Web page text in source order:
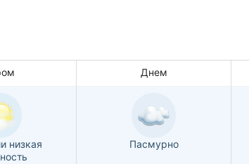
Днем
низкая
Пасмурно